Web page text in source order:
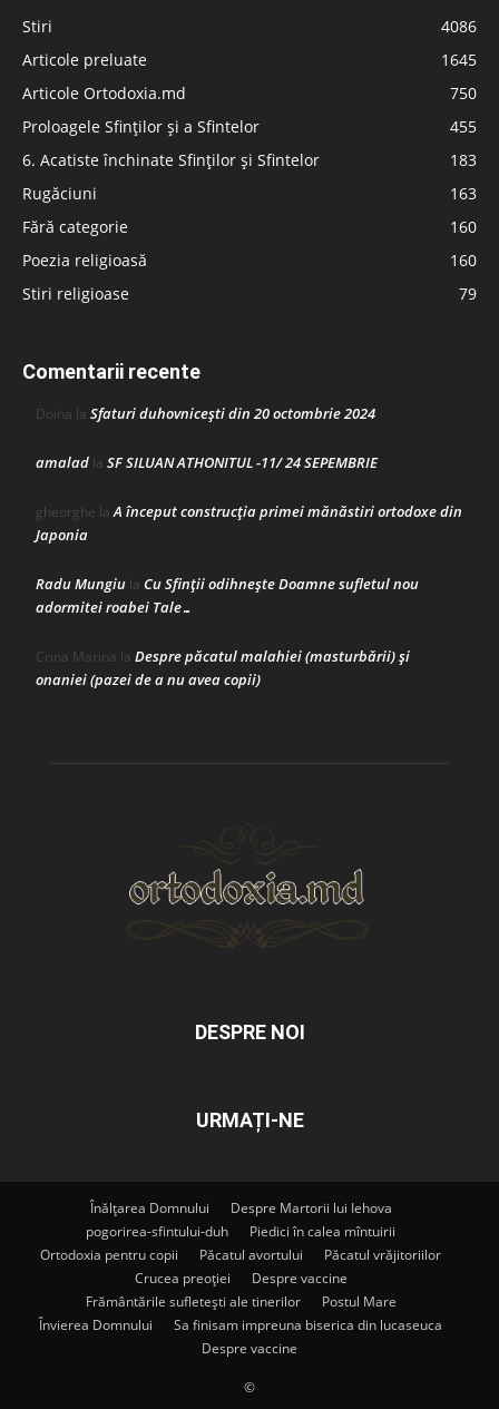
Stiri
4086
Articole preluate
1645
Articole Ortodoxia.md
750
Proloagele Sfinților și a Sfintelor
455
6. Acatiste închinate Sfinților și Sfintelor
183
Rugăciuni
163
Fără categorie
160
Poezia religioasă
160
Stiri religioase
79
Comentarii recente
Doina la Sfaturi duhovnicești din 20 octombrie 2024
amalad la SF SILUAN ATHONITUL -11/ 24 SEPEMBRIE
gheorghe laA început construcţia primei mănăstiri ortodoxe din
Japonia
Radu Mungiu la Cu Sfinții odihnește Doamne sufletul nou
adormitei roabei Tale…
Crina Marina la Despre păcatul malahiei (masturbării) şi
onaniei (pazei de a nu avea copii)
DESPRE NOI
URMAȚI-NE
Înălțarea Domnului
Despre Martorii lui Iehova
pogorirea-sfintului-duh
Piedici în calea mîntuirii
Ortodoxia pentru copii
Păcatul avortului
Păcatul vrăjitoriilor
Crucea preoției
Despre vaccine
Frământările sufletești ale tinerilor
Postul Mare
Învierea Domnului
Sa finisam impreuna biserica din lucaseuca
Despre vaccine
©